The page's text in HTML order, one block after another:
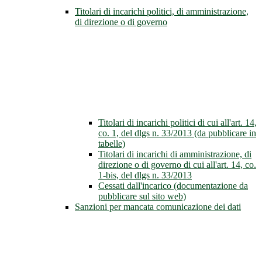
Titolari di incarichi politici, di amministrazione,
di direzione o di governo
Titolari di incarichi politici di cui all'art. 14,
co. 1, del dlgs n. 33/2013 (da pubblicare in
tabelle)
Titolari di incarichi di amministrazione, di
direzione o di governo di cui all'art. 14, co.
1-bis, del dlgs n. 33/2013
Cessati dall'incarico (documentazione da
pubblicare sul sito web)
Sanzioni per mancata comunicazione dei dati